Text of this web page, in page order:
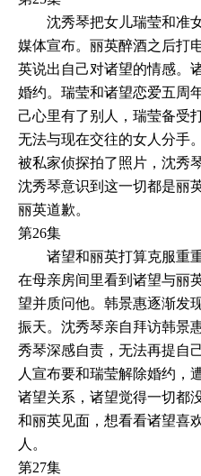
沈秀琴把女儿瑞莹和准女
媒体宣布。丽英醉酒之后打
英说出自己对诸望的情感。
婚约。瑞莹和诸望恋爱五周
己心里有了别人，瑞莹备受
无法与现在交往的女人分手
被私家侦探拍了照片，沈秀
沈秀琴意识到这一切都是丽
丽英道歉。
第26集
诸望和丽英打算克服重重
在母亲房间里看到诸望与丽
望并质问他。韩景惠逐渐发
振天。沈秀琴亲自拜访韩景
秀琴深感自责，无法再提自
人宣布要和瑞莹解除婚约，
诸望关系，诸望觉得一切都
和丽英见面，想看看诸望喜
人。
第27集